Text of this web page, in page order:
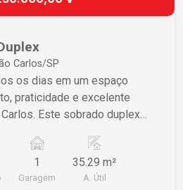
Carlos/SP
os dias em um espaço
praticidade e excelente
Este sobrado duplex
do
conforto e organização. •
1
Garagem
35.29 m²
A. Útil